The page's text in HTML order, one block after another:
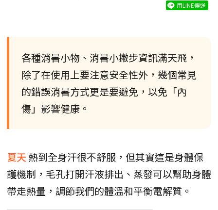
用LINE傳送
各種消暑小物、消暑小撇步資訊滿天飛，
除了在使用上要注意安全性外，幾個常見
的錯誤消暑方式更是要避免，以免「內
傷」影響健康。
夏天 熱到全身汗很不舒服，但其實這是身體保
護機制，毛孔打開汗液排出、蒸發可以幫助身體
帶走熱量，調節我們的體溫和平衡電解質。